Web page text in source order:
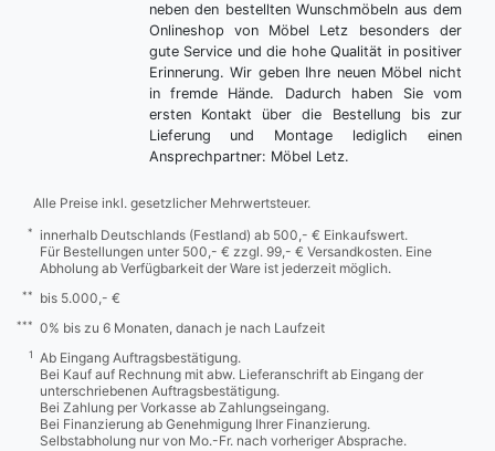
neben den bestellten Wunschmöbeln aus dem
Onlineshop von Möbel Letz besonders der
gute Service und die hohe Qualität in positiver
Erinnerung. Wir geben Ihre neuen Möbel nicht
in fremde Hände. Dadurch haben Sie vom
ersten Kontakt über die Bestellung bis zur
Lieferung und Montage lediglich einen
Ansprechpartner: Möbel Letz.
Alle Preise inkl. gesetzlicher Mehrwertsteuer.
*
innerhalb Deutschlands (Festland) ab 500,- € Einkaufswert.
Für Bestellungen unter 500,- € zzgl. 99,- € Versandkosten. Eine
Abholung ab Verfügbarkeit der Ware ist jederzeit möglich.
** bis 5.000,- €
*** 0% bis zu 6 Monaten, danach je nach Laufzeit
1
Ab Eingang Auftragsbestätigung.
Bei Kauf auf Rechnung mit abw. Lieferanschrift ab Eingang der
unterschriebenen Auftragsbestätigung.
Bei Zahlung per Vorkasse ab Zahlungseingang.
Bei Finanzierung ab Genehmigung Ihrer Finanzierung.
Selbstabholung nur von Mo.-Fr. nach vorheriger Absprache.